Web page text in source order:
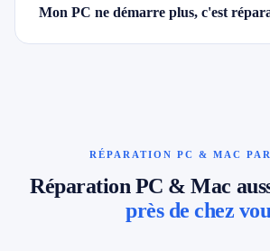
Mon PC ne démarre plus, c'est
RÉPARATION PC & MAC
Réparation PC & Mac
près de chez